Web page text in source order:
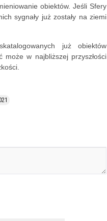
obiektów. Jeśli Sfery
sygnały już zostały na ziemi
już obiektów
w najbliższej przyszłości